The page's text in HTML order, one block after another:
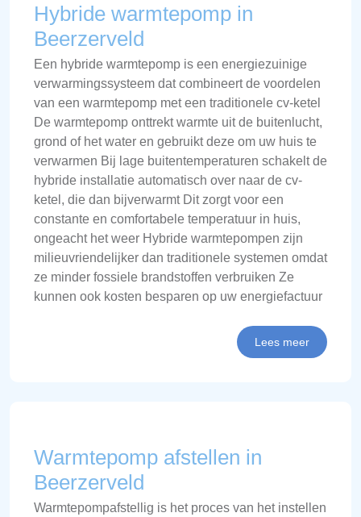
Hybride warmtepomp in
Beerzerveld
Een hybride warmtepomp is een energiezuinige
verwarmingssysteem dat combineert de voordelen
van een warmtepomp met een traditionele cv-ketel
De warmtepomp onttrekt warmte uit de buitenlucht,
grond of het water en gebruikt deze om uw huis te
verwarmen Bij lage buitentemperaturen schakelt de
hybride installatie automatisch over naar de cv-
ketel, die dan bijverwarmt Dit zorgt voor een
constante en comfortabele temperatuur in huis,
ongeacht het weer Hybride warmtepompen zijn
milieuvriendelijker dan traditionele systemen omdat
ze minder fossiele brandstoffen verbruiken Ze
kunnen ook kosten besparen op uw energiefactuur
Lees meer
Warmtepomp afstellen in
Beerzerveld
Warmtepompafstellig is het proces van het instellen